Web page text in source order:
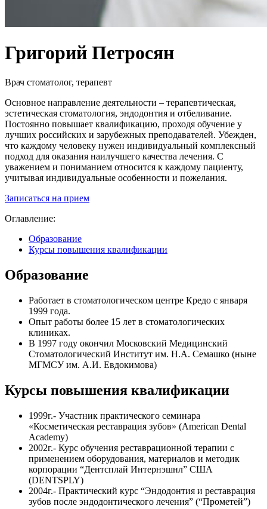
Григорий Петросян
Врач стоматолог, терапевт
Основное направление деятельности – терапевтическая,
эстетическая стоматология, эндодонтия и отбеливание.
Постоянно повышает квалификацию, проходя обучение у
лучших российских и зарубежных преподавателей. Убежден,
что каждому человеку нужен индивидуальный комплексный
подход для оказания наилучшего качества лечения. С
уважением и пониманием относится к каждому пациенту,
учитывая индивидуальные особенности и пожелания.
Записаться на прием
Оглавление:
Образование
Курсы повышения квалификации
Образование
Работает в стоматологическом центре Кредо с января
1999 года.
Опыт работы более 15 лет в стоматологических
клиниках.
В 1997 году окончил Московский Медицинский
Стоматологический Институт им. Н.А. Семашко (ныне
МГМСУ им. А.И. Евдокимова)
Курсы повышения квалификации
1999г.- Участник практического семинара
«Косметическая реставрация зубов» (American Dental
Academy)
2002г.- Курс обучения реставрационной терапии с
применением оборудования, материалов и методик
корпорации “Дентсплай Интернэшнл” США
(DENTSPLY)
2004г.- Практический курс “Эндодонтия и реставрация
зубов после эндодонтического лечения” (“Прометей”)